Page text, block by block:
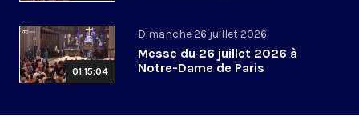
01:15:04
Dimanche 26 juillet 2026
Messe du 26 juillet 2026 à
Notre-Dame de Paris